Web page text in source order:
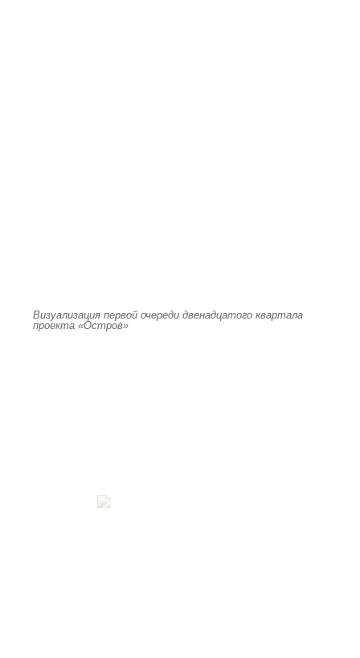
Визуализация первой очереди двенадцатого квартала
проекта «Остров»